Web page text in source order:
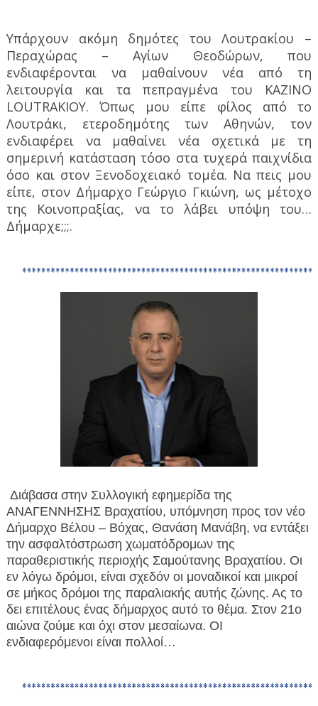
Υπάρχουν ακόμη δημότες του Λουτρακίου –
Περαχώρας – Αγίων Θεοδώρων, που
ενδιαφέρονται να μαθαίνουν νέα από τη
λειτουργία και τα πεπραγμένα του KAZINO
LOUTRAKIOY. Όπως μου είπε φίλος από το
Λουτράκι, ετεροδημότης των Αθηνών, τον
ενδιαφέρει να μαθαίνει νέα σχετικά με τη
σημερινή κατάσταση τόσο στα τυχερά παιχνίδια
όσο και στον Ξενοδοχειακό τομέα. Να πεις μου
είπε, στον Δήμαρχο Γεώργιο Γκιώνη, ως μέτοχο
της Κοινοπραξίας, να το λάβει υπόψη του…
Δήμαρχε;;;.
Διάβασα στην Συλλογική εφημερίδα της
ΑΝΑΓΕΝΝΗΣΗΣ Βραχατίου, υπόμνηση προς τον νέο
Δήμαρχο Βέλου – Βόχας, Θανάση Μανάβη, να εντάξει
την ασφαλτόστρωση χωματόδρομων της
παραθεριστικής περιοχής Σαμούτανης Βραχατίου. Οι
εν λόγω δρόμοι, είναι σχεδόν οι μοναδικοί και μικροί
σε μήκος δρόμοι της παραλιακής αυτής ζώνης. Ας το
δει επιτέλους ένας δήμαρχος αυτό το θέμα. Στον 21ο
αιώνα ζούμε και όχι στον μεσαίωνα. ΟΙ
ενδιαφερόμενοι είναι πολλοί…